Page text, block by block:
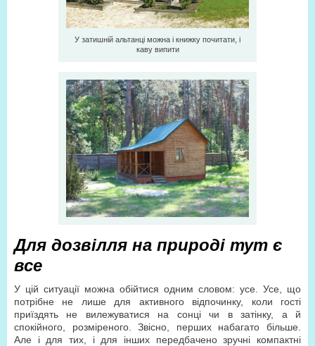
У затишній альтанці можна і книжку почитати, і
каву випити
Для дозвілля на природі тут є
все
У цій ситуації можна обійтися одним словом: усе. Усе, що
потрібне не лише для активного відпочинку, коли гості
приїздять не вилежуватися на сонці чи в затінку, а й
спокійного, розміреного. Звісно, перших набагато більше.
Але і для тих, і для інших передбачено зручні компактні